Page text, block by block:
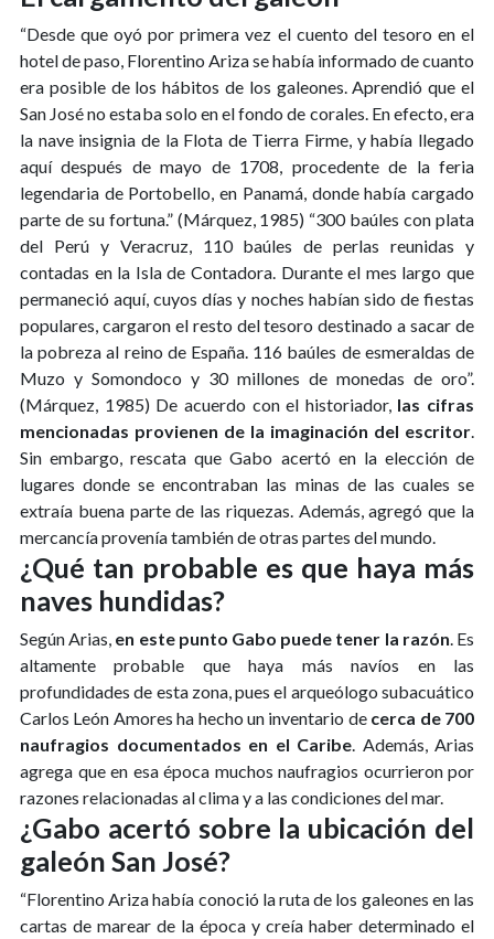
“Desde que oyó por primera vez el cuento del tesoro en el
hotel de paso, Florentino Ariza se había informado de cuanto
era posible de los hábitos de los galeones. Aprendió que el
San José no estaba solo en el fondo de corales. En efecto, era
la nave insignia de la Flota de Tierra Firme, y había llegado
aquí después de mayo de 1708, procedente de la feria
legendaria de Portobello, en Panamá, donde había cargado
parte de su fortuna.” (Márquez, 1985) “300 baúles con plata
del Perú y Veracruz, 110 baúles de perlas reunidas y
contadas en la Isla de Contadora. Durante el mes largo que
permaneció aquí, cuyos días y noches habían sido de fiestas
populares, cargaron el resto del tesoro destinado a sacar de
la pobreza al reino de España. 116 baúles de esmeraldas de
Muzo y Somondoco y 30 millones de monedas de oro”.
(Márquez, 1985) De acuerdo con el historiador, las cifras
mencionadas provienen de la imaginación del escritor.
Sin embargo, rescata que Gabo acertó en la elección de
lugares donde se encontraban las minas de las cuales se
extraía buena parte de las riquezas. Además, agregó que la
mercancía provenía también de otras partes del mundo.
¿Qué tan probable es que haya más
naves hundidas?
Según Arias, en este punto Gabo puede tener la razón. Es
altamente probable que haya más navíos en las
profundidades de esta zona, pues el arqueólogo subacuático
Carlos León Amores ha hecho un inventario de cerca de 700
naufragios documentados en el Caribe. Además, Arias
agrega que en esa época muchos naufragios ocurrieron por
razones relacionadas al clima y a las condiciones del mar.
¿Gabo acertó sobre la ubicación del
galeón San José?
“Florentino Ariza había conoció la ruta de los galeones en las
cartas de marear de la época y creía haber determinado el